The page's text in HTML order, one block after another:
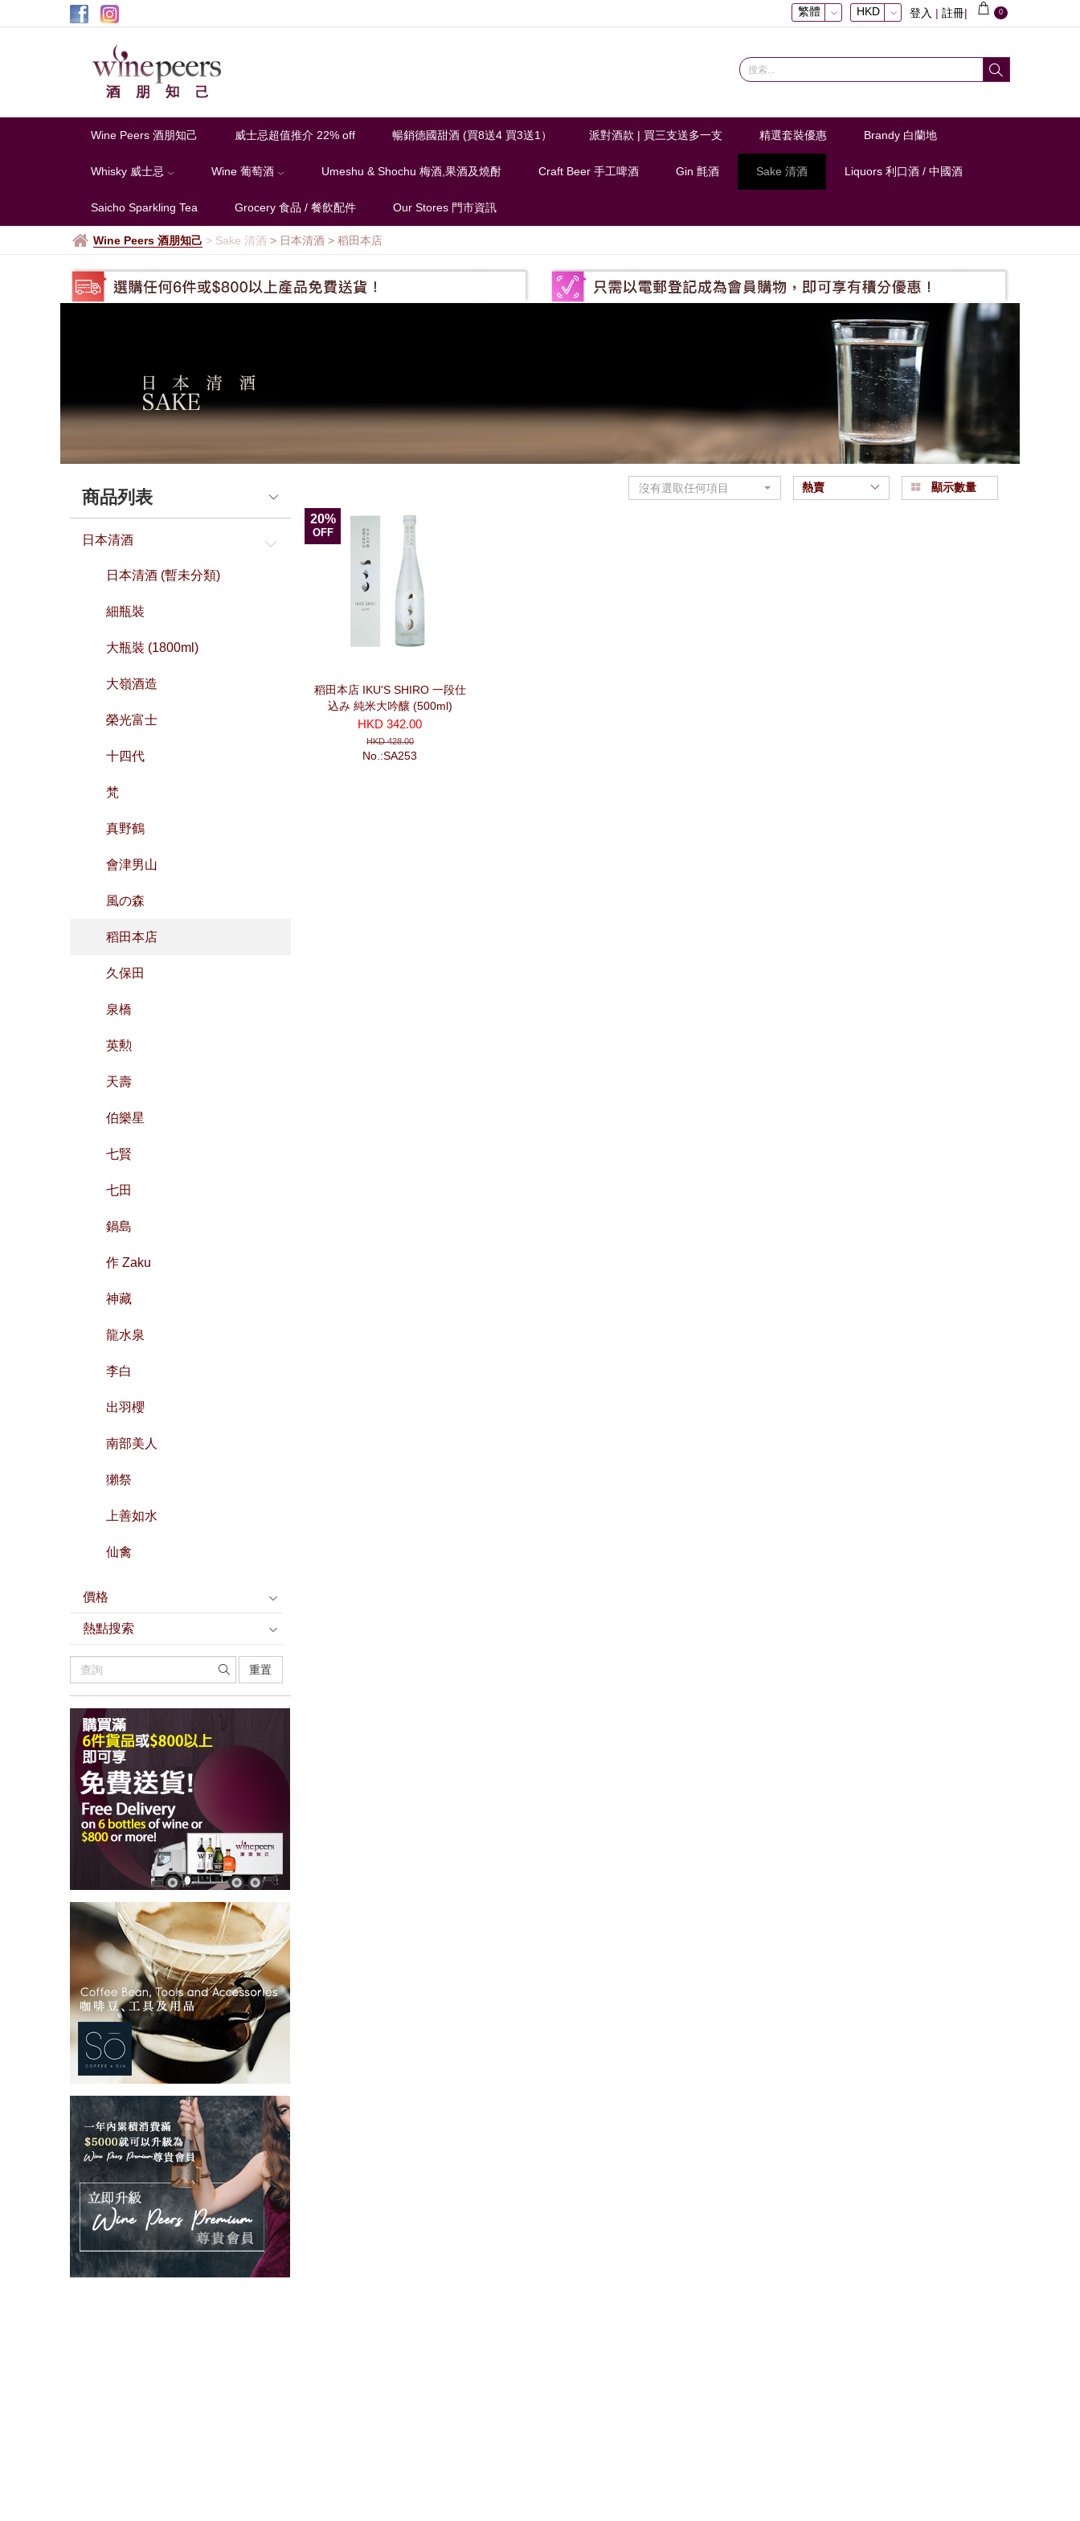
店
| 0
登入 | 註冊
HKD
繁體
Wine Peers 酒朋知己 威士忌超值推介 22% off 暢銷德國甜酒 (買8送4 買3送1） 派對酒款 | 買三支送多一支 精選套裝優惠 Brandy 白蘭地
Whisky 威士忌 Wine 葡萄酒 Umeshu & Shochu 梅酒,果酒及燒酎 Craft Beer 手工啤酒 Gin 氈酒 Sake 清酒 Liquors 利口酒 / 中國酒
Saicho Sparkling Tea Grocery 食品 / 餐飲配件 Our Stores 門市資訊
Wine Peers 酒朋知己 > Sake 清酒 > 日本清酒 > 稻田本店
商品列表
日本清酒
日本清酒 (暫未分類)
細瓶裝
大瓶裝 (1800ml)
大嶺酒造
榮光富士
十四代
梵
真野鶴
會津男山
風の森
稻田本店
久保田
泉橋
英勲
天壽
伯樂星
七賢
七田
鍋島
作 Zaku
神藏
龍水泉
李白
出羽櫻
南部美人
獺祭
上善如水
仙禽
價格
熱點搜索
重置
沒有選取任何項目 顯示數量
熱賣
20%
OFF
稻田本店 IKU'S SHIRO 一段仕
込み 純米大吟釀 (500ml)
HKD 342.00
HKD 428.00
No.:SA253